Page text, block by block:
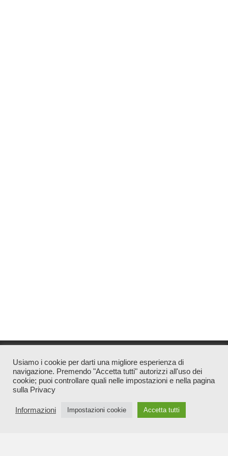
Associazione di Promozione Sociale Notizia Diretta
CF 90030600549 | Direttore Responsabile Valentina Santucci |
Tutti i diritti sono riservati
redazione@notiziadiretta.it
Usiamo i cookie per darti una migliore esperienza di
navigazione. Premendo "Accetta tutti" autorizzi all'uso dei
cookie; puoi controllare quali nelle impostazioni e nella pagina
sulla Privacy
Informazioni Impostazioni cookie Accetta tutti